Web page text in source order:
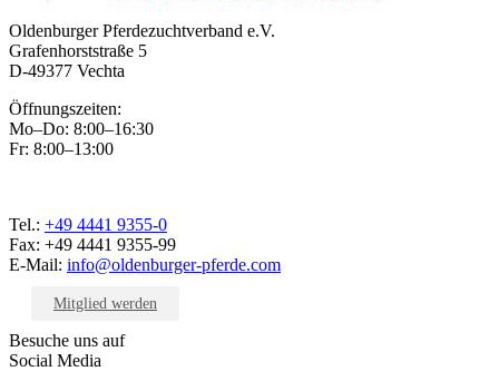
Oldenburger Pferdezuchtverband e.V.
Grafenhorststraße 5
D-49377 Vechta
Öffnungszeiten:
Mo–Do: 8:00–16:30
Fr: 8:00–13:00
Tel.: +49 4441 9355-0
Fax: +49 4441 9355-99
E-Mail: info@oldenburger-pferde.com
Mitglied werden
Besuche uns auf
Social Media